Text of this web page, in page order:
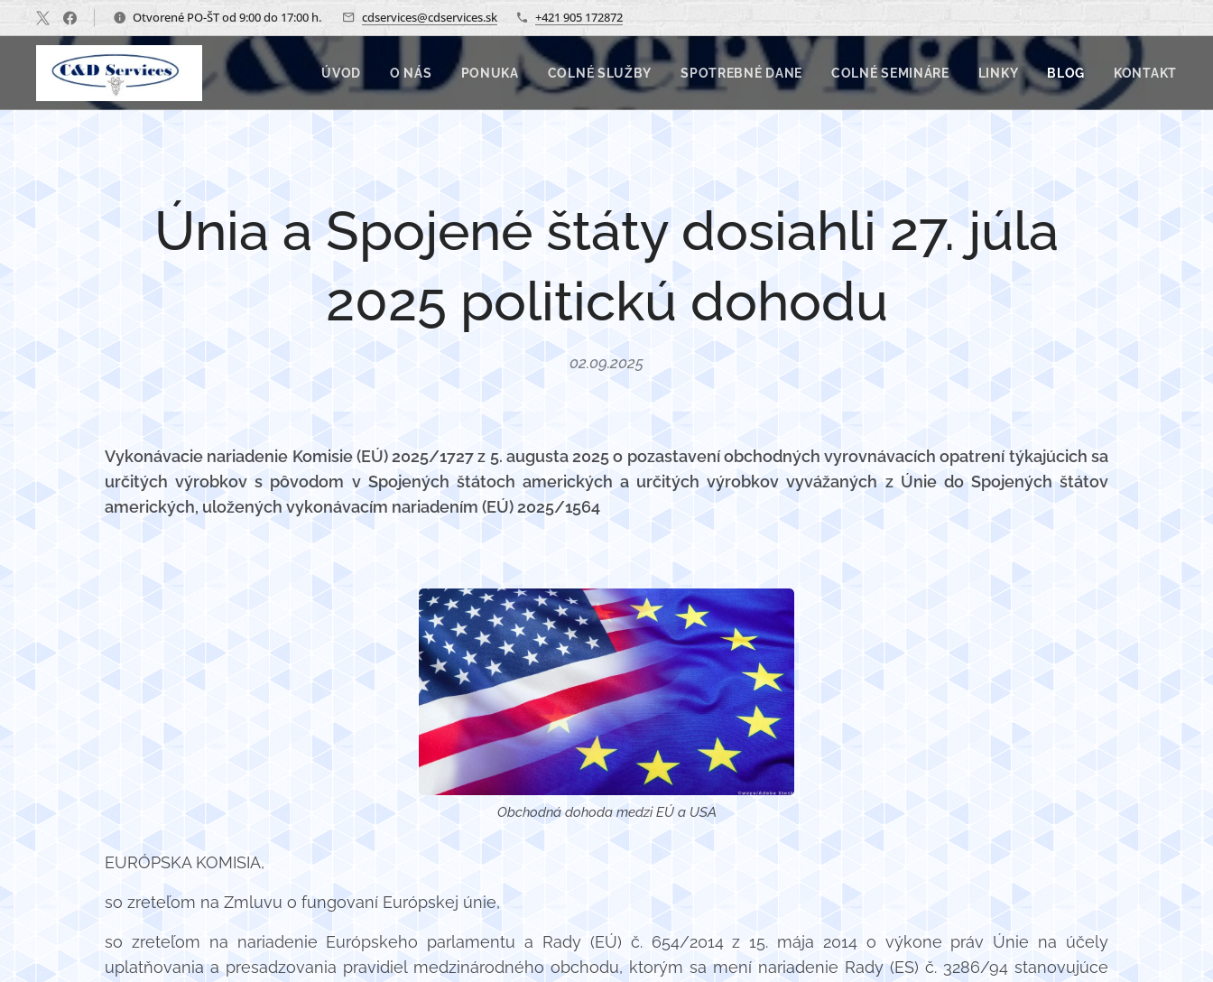
Otvorené PO-ŠT od 9:00 do 17:00 h. cdservices@cdservices.sk +421 905 172872
ÚVOD O NÁS PONUKA COLNÉ SLUŽBY SPOTREBNÉ DANE COLNÉ SEMINÁRE LINKY BLOG KONTAKT
Únia a Spojené štáty dosiahli 27. júla
2025 politickú dohodu
02.09.2025
Vykonávacie nariadenie Komisie (EÚ) 2025/1727 z 5. augusta 2025 o pozastavení obchodných vyrovnávacích opatrení týkajúcich sa
určitých výrobkov s pôvodom v Spojených štátoch amerických a určitých výrobkov vyvážaných z Únie do Spojených štátov
amerických, uložených vykonávacím nariadením (EÚ) 2025/1564
Obchodná dohoda medzi EÚ a USA
EURÓPSKA KOMISIA,
so zreteľom na Zmluvu o fungovaní Európskej únie,
so zreteľom na nariadenie Európskeho parlamentu a Rady (EÚ) č. 654/2014 z 15. mája 2014 o výkone práv Únie na účely
uplatňovania a presadzovania pravidiel medzinárodného obchodu, ktorým sa mení nariadenie Rady (ES) č. 3286/94 stanovujúce